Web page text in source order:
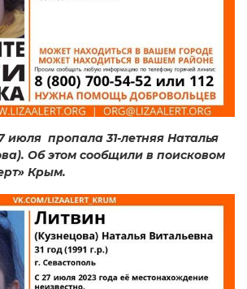
июля пропала 31-летняя Наталья
Об этом сообщили в поисковом
Крым.